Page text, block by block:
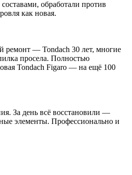
обработали против
как новая.
ремонт — Tondach 30 лет, многие
просела. Полностью
Tondach Figaro — на ещё 100
За день всё восстановили —
элементы. Профессионально и